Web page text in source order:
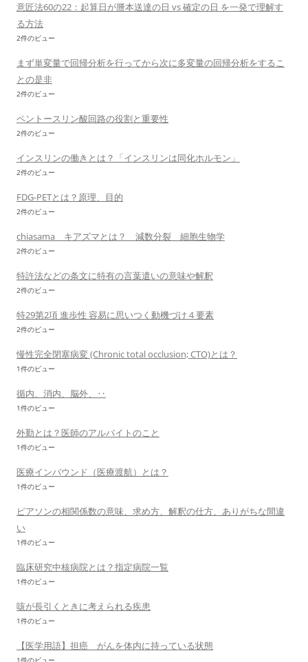
意匠法60の22：起算日が謄本送達の日 vs 確定の日 を一発で理解す
る方法
2件のビュー
まず単変量で回帰分析を行ってから次に多変量の回帰分析をするこ
との是非
2件のビュー
ペントースリン酸回路の役割と重要性
2件のビュー
インスリンの働きとは？「インスリンは同化ホルモン」
2件のビュー
FDG-PETとは？原理、目的
2件のビュー
chiasama キアズマとは？ 減数分裂 細胞生物学
2件のビュー
特許法などの条文に特有の言葉遣いの意味や解釈
2件のビュー
特29第2項 進歩性 容易に思いつく動機づけ４要素
2件のビュー
慢性完全閉塞病変 (Chronic total occlusion; CTO)とは？
1件のビュー
循内、消内、脳外、‥
1件のビュー
外勤とは？医師のアルバイトのこと
1件のビュー
医療インバウンド（医療渡航）とは？
1件のビュー
ピアソンの相関係数の意味、求め方、解釈の仕方、ありがちな間違
い
1件のビュー
臨床研究中核病院とは？指定病院一覧
1件のビュー
咳が長引くときに考えられる疾患
1件のビュー
【医学用語】担癌 がんを体内に持っている状態
1件のビュー